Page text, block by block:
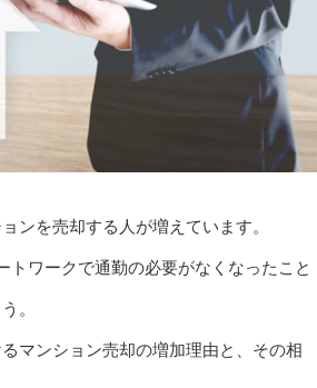
ンを売却する人が増えています。
トワークで通勤の必要がなくなったこと
。
マンション売却の増加理由と、その相